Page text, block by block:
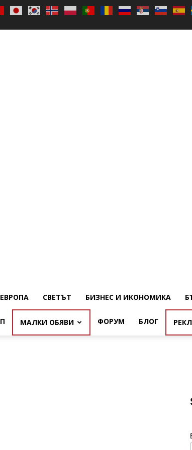
ЕВРОПА СВЕТЪТ БИЗНЕС И ИКОНОМИКА
МАЛКИ ОБЯВИ ФОРУМ БЛОГ